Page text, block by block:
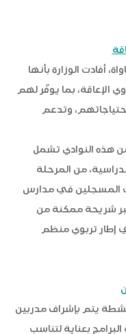
أفادت الوزارة بأنها
الإعاقة، بما يوفّر لهم
وتدعم
هذه النوادي تشمل
من المرحلة
المسجلين في مدارس
شريحة ممكنة من
إطار تربوي منظم
يتم بإشراف مدربين
بعناية لتناسب